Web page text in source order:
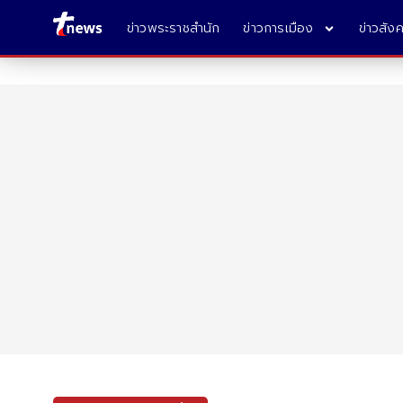
ข่าวพระราชสำนัก ข่าวการเมือง ข่าวสัง